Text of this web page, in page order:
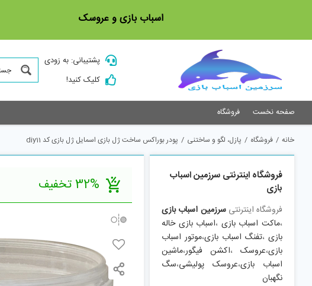
اسباب بازی و عروسک
پشتیبانی: به زودی
کلیک کنید!
صفحه نخست فروشگاه
خانه / فروشگاه / پازل، لگو و ساختنی / پودر بوراکس ساخت ژل بازی اسمایل ژل بازی کد diy11
32% تخفیف
فروشگاه اینترنتی سرزمین اسباب
بازی
فروشگاه اینترنتیسرزمین اسباب بازی
،ماکت اسباب بازی ،اسباب بازی خاله
بازی،تفنگ اسباب بازی،موتور اسباب
بازی،عروسک،اکشن فیگور،ماشین
اسباب بازی،عروسک پولیشی،سگ
نگهبان